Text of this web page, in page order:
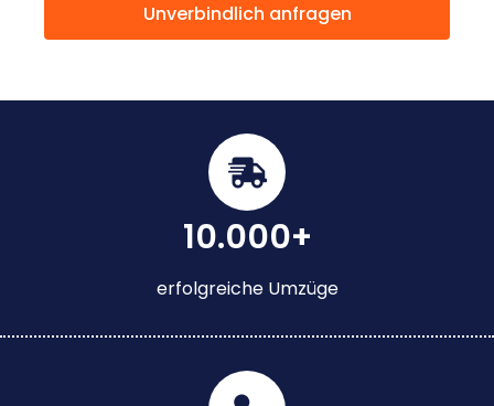
Unverbindlich anfragen
10.000+
erfolgreiche Umzüge